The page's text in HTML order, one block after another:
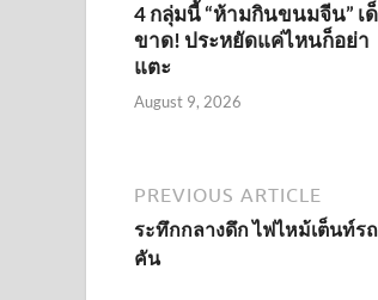
4 กลุ่มนี้ “ห้ามกินขนมจีน” เ
ขาด! ประหยัดแค่ไหนก็อย่า
แตะ
August 9, 2026
PREVIOUS ARTICLE
ระทึกกลางดึก ไฟไหม้เต็นท์ร
คัน